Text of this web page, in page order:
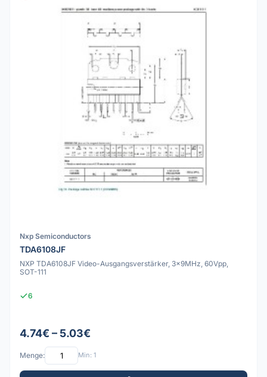
Nxp Semiconductors
TDA6108JF
NXP TDA6108JF Video-Ausgangsverstärker, 3x9MHz, 60Vpp,
SOT-111
6
4.74€ – 5.03€
Menge: Min: 1